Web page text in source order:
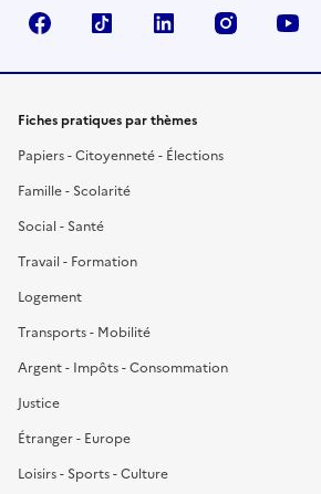
FacebookTikTok LinkedIn Instagram
Fiches pratiques par thèmes
Papiers - Citoyenneté - Élections
Famille - Scolarité
Social - Santé
Travail - Formation
Logement
Transports - Mobilité
Argent - Impôts - Consommation
Justice
Étranger - Europe
Loisirs - Sports - Culture